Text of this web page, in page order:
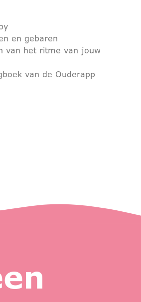
en gebaren
van het ritme van jouw
van de Ouderapp